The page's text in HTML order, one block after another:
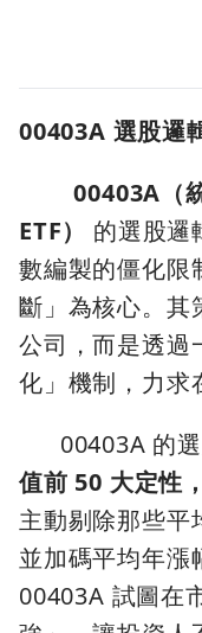
00403A 選股邏
00403A（統
ETF）
的選股邏
數編製的僵化限
斷」為核心。其
公司，而是透過
化」機制，力求
00403A 的選
值前 50 大定性
主動剔除那些平
並加碼平均年漲
00403A 試圖在